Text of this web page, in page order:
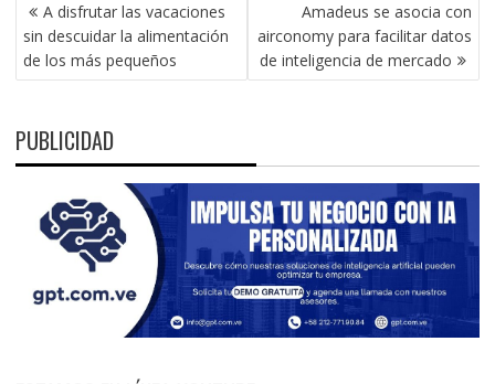
DE
ENTRADAS
A disfrutar las vacaciones
sin descuidar la alimentación
de los más pequeños
Amadeus se asocia con
airconomy para facilitar datos
de inteligencia de mercado
PUBLICIDAD